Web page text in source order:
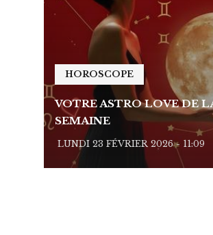
HOROSCOPE
VOTRE ASTRO LOVE DE
SEMAINE
LUNDI 23 FÉVRIER 2026 - 11:09